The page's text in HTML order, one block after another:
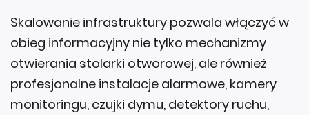
Skalowanie infrastruktury pozwala włączyć w
obieg informacyjny nie tylko mechanizmy
otwierania stolarki otworowej, ale również
profesjonalne instalacje alarmowe, kamery
monitoringu, czujki dymu, detektory ruchu,